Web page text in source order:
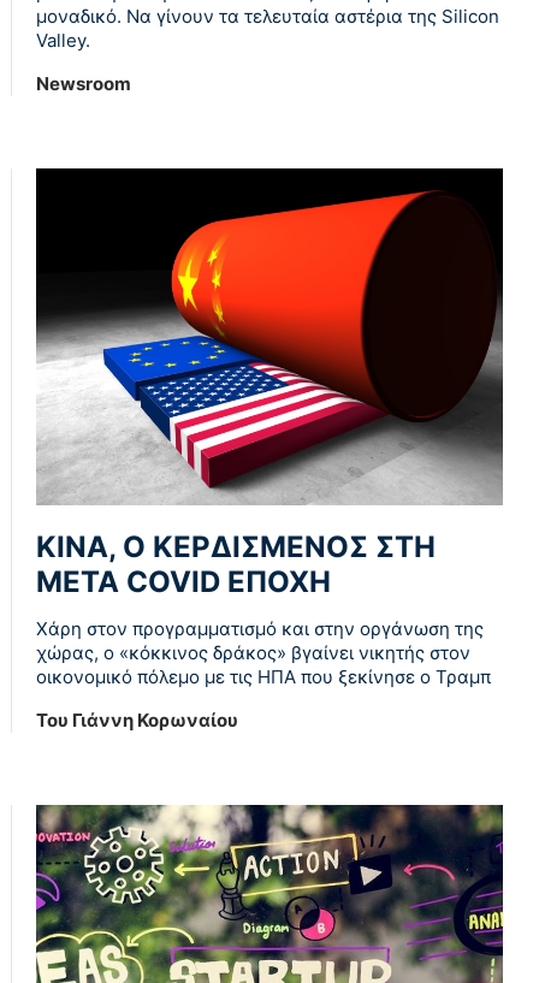
μοναδικό. Να γίνουν τα τελευταία αστέρια της Silicon
Valley.
Newsroom
ΚΙΝΑ, Ο ΚΕΡΔΙΣΜΕΝΟΣ ΣΤΗ
ΜΕΤΑ COVID ΕΠΟΧΗ
Χάρη στον προγραμματισμό και στην οργάνωση της
χώρας, ο «κόκκινος δράκος» βγαίνει νικητής στον
οικονομικό πόλεμο με τις ΗΠΑ που ξεκίνησε ο Τραμπ
Του Γιάννη Κορωναίου